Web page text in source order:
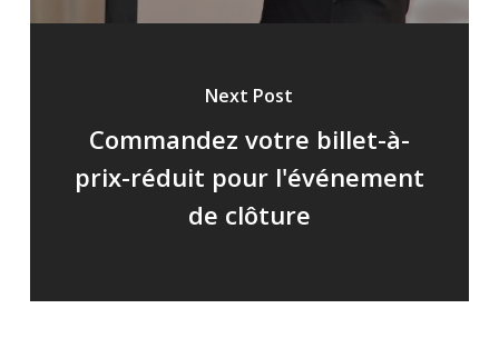
Next Post
Commandez votre billet-à-
prix-réduit pour l'événement
de clôture